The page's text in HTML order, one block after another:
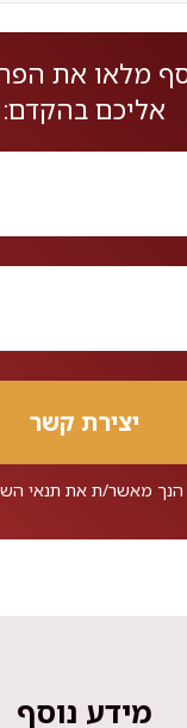
מלאו את
אליכם בהקדם:
הנך מאשר/ת את תנאי
מידע נוסף